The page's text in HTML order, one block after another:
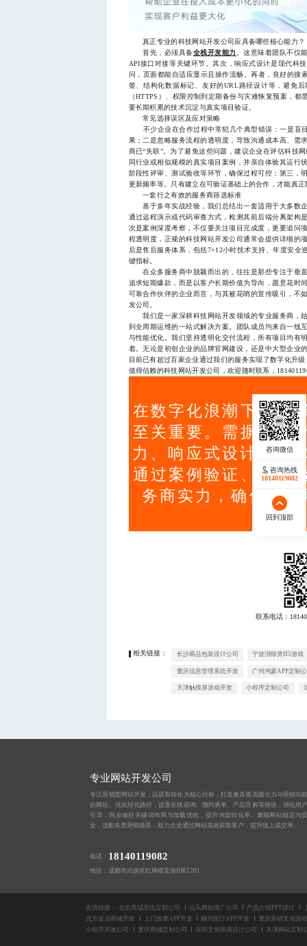
真正专业的科技网站开发公司应具备哪些核心能力？
首先，必须具备全栈开发能力 。这意味着团队不仅
API接口对接等关键环节。其次，响应式设计是现代科
问，页面都能自适应显示且操作流畅。再者，良好的搜
签、结构化数据标记、友好的URL路径设计等，避免
（HTTPS）、权限控制到定期备份与灾难恢复预案，
要长期积累的技术沉淀与真实项目验证。
常见选择误区及应对策略
不少企业在合作过程中常犯几个典型错误：一是盲
果；二是忽略服务流程的透明度，导致沟通成本高、需
商已“失联”。为了避免这些问题，建议企业在评估科技
同行业或相似规模的真实项目案例，并亲自体验其运
阶段性评审、测试验收等环节，确保过程可控；第三，
更新频率等。只有建立在可验证基础上的合作，才能真
一套行之有效的服务商筛选标准
基于多年实战经验，我们总结出一套适用于大多数
通过远程演示或代码审查方式，检测其前后端分离架构
次是案例深度考察，不仅要关注项目完成度，更要追问
程透明度，正规的科技网站开发公司通常会提供详细的
后是售后服务体系，包括7×12小时技术支持、年度安
键指标。
在众多服务商中脱颖而出的，往往是那些专注于垂
追求短期爆款，而是以客户长期价值为导向，愿意花时
可靠合作伙伴的企业而言，与其被花哨的宣传吸引，
发公司。
我们是一家深耕科技网站开发领域的专业服务商，
到全周期运维的一站式解决方案。团队成员均来自一线
与性能优化。我们坚持透明化交付流程，所有项目均有
着。无论是初创企业的品牌官网建设，还是中大型企业
目前已有超过百家企业通过我们的服务实现了数字化升
值得信赖的科技网站开发公司，欢迎随时联系，
在数字化浪潮下，选
至关重要。需摒弃低
力、响应式设计、
通过案例验证、流程
务商实力，确保项
联系电话：
相关链接： 长沙商品包装设计公司 宁波消除类H5游戏
重庆信息管理系统开发 广州鸿蒙APP定制
天津触摸屏游戏开发 小程序定制公司
咨询热线
18140119082
回到顶部
专业网站开发公司
专注营销型网站开发，以获客转化为核心目标，打造兼具视觉吸引力与营销功
的网站。优化转化路径，设置在线咨询、预约表单、产品导购等模块，强化用
引导，同步做好关键词布局与加载优化，提升询盘转化率。兼顾网站稳定与
全，适配各类营销场景，助力企业通过网站高效获取客户，提升线上成交率。
电话： 18140119082
地址：成都市武侯区红牌楼蓝海B座1201
友情链接： 北京商城系统定制公司 汕头网站推广公司 产品介绍PPT设计
北京会员商城开发
上门按摩APP开发 柳州医疗APP开发
重庆营销互动游
小程序开发公司
重庆商城定制公司 深圳文创插画设计公司 天津网站定制